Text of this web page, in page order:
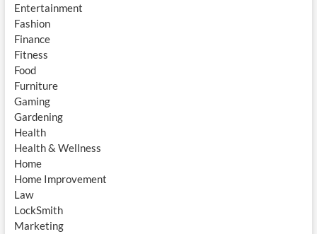
Entertainment
Fashion
Finance
Fitness
Food
Furniture
Gaming
Gardening
Health
Health & Wellness
Home
Home Improvement
Law
LockSmith
Marketing